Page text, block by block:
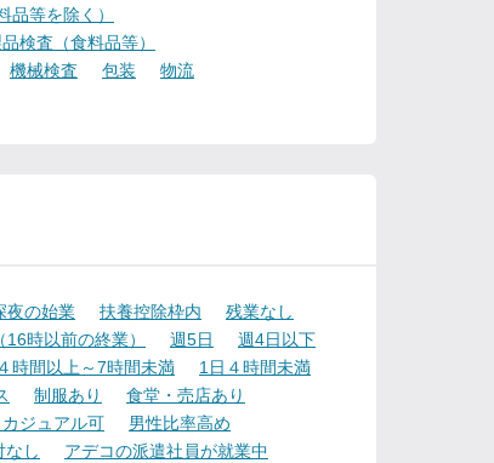
等を除く）
検査（食料品等）
機械検査 包装
物流
夜の始業 扶養控除枠内
残業なし
時以前の終業） 週5日
週4日以下
時間以上～7時間未満
1日４時間未満
制服あり
食堂・売店あり
ジュアル可
男性比率高め
なし
アデコの派遣社員が就業中